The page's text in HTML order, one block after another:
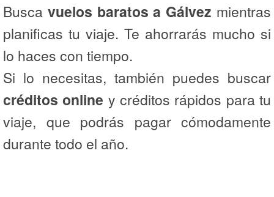
Busca vuelos baratos a Gálvez mientras
planificas tu viaje. Te ahorrarás mucho si
lo haces con tiempo.
Si lo necesitas, también puedes buscar
créditos online y créditos rápidos para tu
viaje, que podrás pagar cómodamente
durante todo el año.